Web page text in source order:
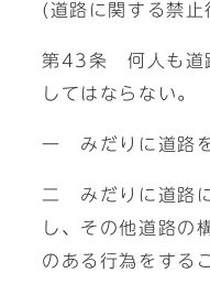
(道路に関する禁止
第43条 何人も道
してはならない。
一 みだりに道路
二 みだりに道路
し、その他道路の
のある行為をする